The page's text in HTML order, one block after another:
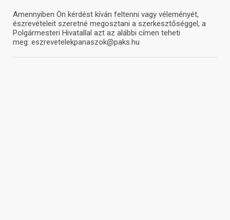
Amennyiben Ön kérdést kíván feltenni vagy véleményét,
észrevételeit szeretné megosztani a szerkesztőséggel, a
Polgármesteri Hivatallal azt az alábbi címen teheti
meg: eszrevetelekpanaszok@paks.hu